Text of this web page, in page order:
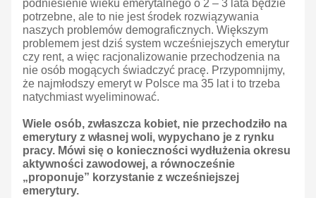
podniesienie wieku emerytalnego o 2 – 3 lata będzie
potrzebne, ale to nie jest środek rozwiązywania
naszych problemów demograficznych. Większym
problemem jest dziś system wcześniejszych emerytur
czy rent, a więc racjonalizowanie przechodzenia na
nie osób mogących świadczyć pracę. Przypomnijmy,
że najmłodszy emeryt w Polsce ma 35 lat i to trzeba
natychmiast wyeliminować.
Wiele osób, zwłaszcza kobiet, nie przechodziło na
emerytury z własnej woli, wypychano je z rynku
pracy. Mówi się o konieczności wydłużenia okresu
aktywności zawodowej, a równocześnie
„proponuje” korzystanie z wcześniejszej
emerytury.